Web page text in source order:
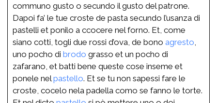
communo gusto o secundo il gusto del patrone.
Dapoi fa’ le tue croste de pasta secundo l’usanza di
pastelli et ponilo a ccocere nel forno. Et, come
siano cotti, togli due rossi d’ova, de bono agresto
uno pocho di brodo grasso et un pocho di
zafarano, et batti bene queste cose inseme et
ponele nelpastello. Et se tu non sapessi fare le
croste, cocelo nela padella como se fanno le torte.